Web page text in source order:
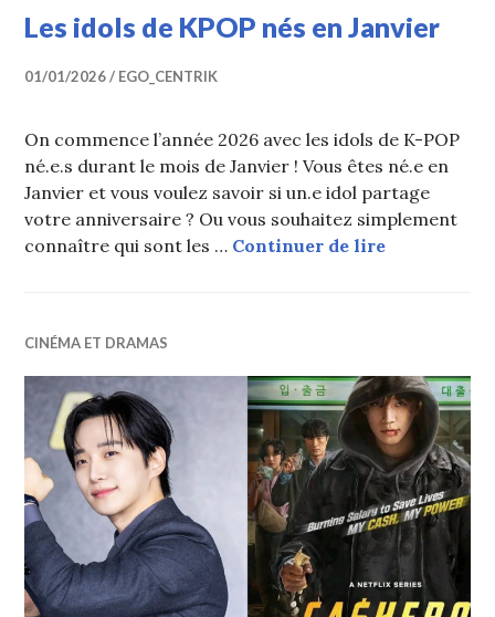
Les idols de KPOP nés en Janvier
01/01/2026 EGO_CENTRIK
On commence l’année 2026 avec les idols de K-POP
né.e.s durant le mois de Janvier ! Vous êtes né.e en
Janvier et vous voulez savoir si un.e idol partage
votre anniversaire ? Ou vous souhaitez simplement
connaître qui sont les … Continuer de lireLes idols
CINÉMA ET DRAMAS